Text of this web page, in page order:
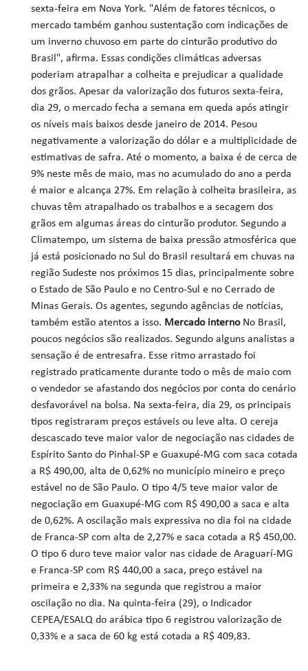
sexta-feira em Nova York. "Além de fatores técnicos, o
mercado também ganhou sustentação com indicações de
um inverno chuvoso em parte do cinturão produtivo do
Brasil", afirma. Essas condições climáticas adversas
poderiam atrapalhar a colheita e prejudicar a qualidade
dos grãos. Apesar da valorização dos futuros sexta-feira,
dia 29, o mercado fecha a semana em queda após atingir
os níveis mais baixos desde janeiro de 2014. Pesou
negativamente a valorização do dólar e a multiplicidade de
estimativas de safra. Até o momento, a baixa é de cerca de
9% neste mês de maio, mas no acumulado do ano a perda
é maior e alcança 27%. Em relação à colheita brasileira, as
chuvas têm atrapalhado os trabalhos e a secagem dos
grãos em algumas áreas do cinturão produtor. Segundo a
Climatempo, um sistema de baixa pressão atmosférica que
já está posicionado no Sul do Brasil resultará em chuvas na
região Sudeste nos próximos 15 dias, principalmente sobre
o Estado de São Paulo e no Centro-Sul e no Cerrado de
Minas Gerais. Os agentes, segundo agências de notícias,
também estão atentos a isso. Mercado internoNo Brasil,
poucos negócios são realizados. Segundo alguns analistas a
sensação é de entresafra. Esse ritmo arrastado foi
registrado praticamente durante todo o mês de maio com
o vendedor se afastando dos negócios por conta do cenário
desfavorável na bolsa. Na sexta-feira, dia 29, os principais
tipos registraram preços estáveis ou leve alta. O cereja
descascado teve maior valor de negociação nas cidades de
Espírito Santo do Pinhal-SP e Guaxupé-MG com saca cotada
a R$ 490,00, alta de 0,62% no município mineiro e preço
estável no de São Paulo. O tipo 4/5 teve maior valor de
negociação em Guaxupé-MG com R$ 490,00 a saca e alta
de 0,62%. A oscilação mais expressiva no dia foi na cidade
de Franca-SP com alta de 2,27% e saca cotada a R$ 450,00.
O tipo 6 duro teve maior valor nas cidade de Araguarí-MG
e Franca-SP com R$ 440,00 a saca, preço estável na
primeira e 2,33% na segunda que registrou a maior
oscilação no dia. Na quinta-feira (29), o Indicador
CEPEA/ESALQ do arábica tipo 6 registrou valorização de
0,33% e a saca de 60 kg está cotada a R$ 409,83.